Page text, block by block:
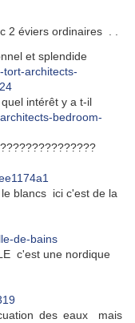
2 éviers ordinaires . .
et splendide
intérêt y a t-il
blancs ici c'est de la
c'est une nordique
des eaux mais